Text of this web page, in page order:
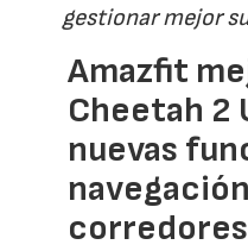
gestionar mejor
Amazfit
Cheetah 2
nuevas